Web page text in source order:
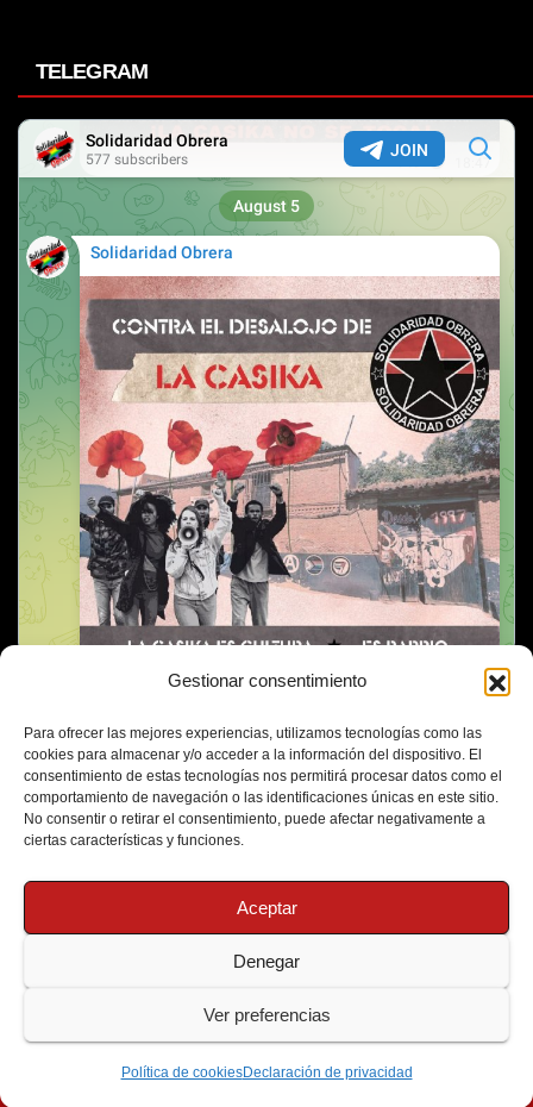
Gestionar consentimiento
Para ofrecer las mejores experiencias, utilizamos tecnologías como las
cookies para almacenar y/o acceder a la información del dispositivo. El
consentimiento de estas tecnologías nos permitirá procesar datos como el
comportamiento de navegación o las identificaciones únicas en este sitio.
No consentir o retirar el consentimiento, puede afectar negativamente a
ciertas características y funciones.
Aceptar
Denegar
Ver preferencias
Política de cookiesDeclaración de privacidad
TELEGRAM